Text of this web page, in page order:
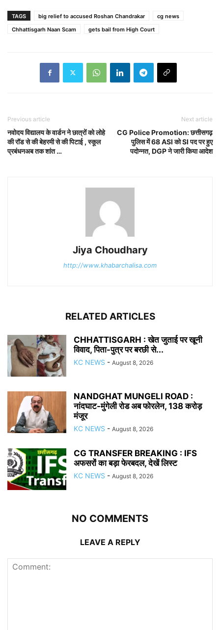
TAGS big relief to accused Roshan Chandrakar
cg news
Chhattisgarh Naan Scam
gets bail from High Court
Previous article
नवोदय विद्यालय के वार्डन ने छात्रों को लोहे
की रॉड से की बेहरमी से की पिटाई , स्कूल
प्रबंधनअब तक शांत …
Next article
CG Police Promotion: छत्तीसगढ़
पुलिस में 68 ASI को SI पद पर हुए
पदोन्नत, DGP ने जारी किया आदेश
Jiya Choudhary
http://www.khabarchalisa.com
RELATED ARTICLES
CHHATTISGARH : खेत जुताई पर खूनी
विवाद, पिता-पुत्र पर बरछी से...
KC NEWS - August 8, 2026
NANDGHAT MUNGELI ROAD :
नांदघाट-मुंगेली रोड अब फोरलेन, 138 करोड़
मंजूर
KC NEWS - August 8, 2026
CG TRANSFER BREAKING : IFS
अफसरों का बड़ा फेरबदल, देखें लिस्ट
KC NEWS - August 8, 2026
NO COMMENTS
LEAVE A REPLY